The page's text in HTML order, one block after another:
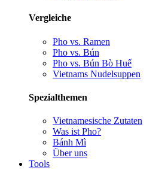
Vergleiche
Pho vs. Ramen
Pho vs. Bún
Pho vs. Bún Bò Huế
Vietnams Nudelsuppen
Spezialthemen
Vietnamesische Zutaten
Was ist Pho?
Bánh Mì
Über uns
Tools